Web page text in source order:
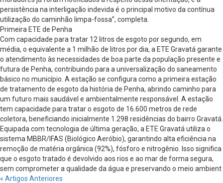
persistência na interligação indevida é o principal motivo da contínua
utilização do caminhão limpa-fossa”, completa.
Primeira ETE de Penha
Com capacidade para tratar 12 litros de esgoto por segundo, em
média, o equivalente a 1 milhão de litros por dia, a ETE Gravatá garante
o atendimento às necessidades de boa parte da população presente e
futura de Penha, contribuindo para a universalização do saneamento
básico no município. A estação se configura como a primeira estação
de tratamento de esgoto da história de Penha, abrindo caminho para
um futuro mais saudável e ambientalmente responsável. A estação
tem capacidade para tratar o esgoto de 16.600 metros de rede
coletora, beneficiando inicialmente 1.298 residências do bairro Gravatá.
Equipada com tecnologia de última geração, a ETE Gravatá utiliza o
sistema MBBR/IFAS (Biológico Aeróbio), garantindo alta eficiência na
remoção de matéria orgânica (92%), fósforo e nitrogênio. Isso significa
que o esgoto tratado é devolvido aos rios e ao mar de forma segura,
sem comprometer a qualidade da água e preservando o meio ambient
« Artigos Anteriores